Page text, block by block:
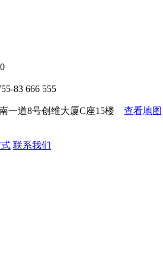
83 666 555
一道8号创维大厦C座15楼 查看地图
联系我们